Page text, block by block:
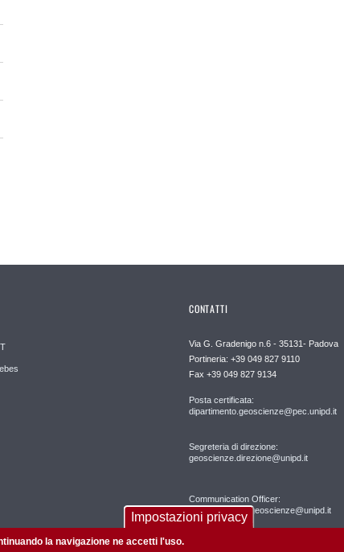
CONTATTI
Via G. Gradenigo n.6 - 35131- Padova
Portineria: +39 049 827 9110
Fax +39 049 827 9134
Posta certificata:
dipartimento.geoscienze@pec.unipd.it
Segreteria di direzione:
geoscienze.direzione@unipd.it
Communication Officer:
comunicazione.geoscienze@unipd.it
Impostazioni privacy
la navigazione ne accetti l'uso.